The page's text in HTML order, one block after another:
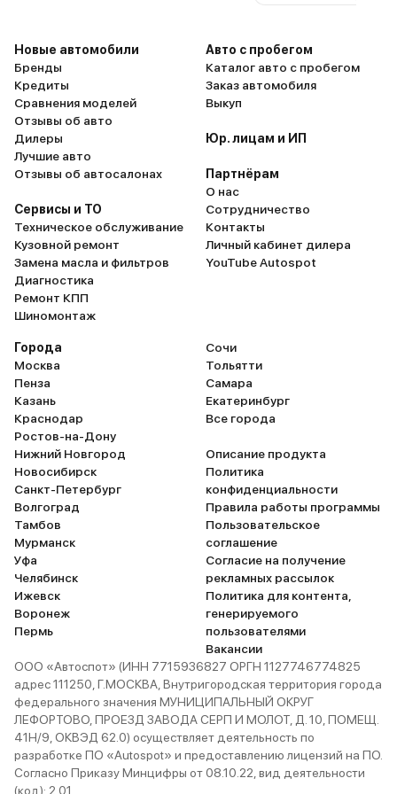
Новые автомобили
Бренды
Кредиты
Сравнения моделей
Отзывы об авто
Дилеры
Лучшие авто
Отзывы об автосалонах
Сервисы и ТО
Техническое обслуживание
Кузовной ремонт
Замена масла и фильтров
Диагностика
Ремонт КПП
Шиномонтаж
Авто с пробегом
Каталог авто с пробегом
Заказ автомобиля
Выкуп
Юр. лицам и ИП
Партнёрам
О нас
Сотрудничество
Контакты
Личный кабинет дилера
YouTube Autospot
Города
Москва
Пенза
Казань
Краснодар
Ростов-на-Дону
Нижний Новгород
Новосибирск
Санкт-Петербург
Волгоград
Тамбов
Мурманск
Уфа
Челябинск
Ижевск
Воронеж
Пермь
Сочи
Тольятти
Самара
Екатеринбург
Все города
Описание продукта
Политика
конфиденциальности
Правила работы программы
Пользовательское
соглашение
Согласие на получение
рекламных рассылок
Политика для контента,
генерируемого
пользователями
Вакансии
ООО «Автоспот» (ИНН 7715936827 ОРГН 1127746774825
адрес 111250, Г.МОСКВА, Внутригородская территория города
федерального значения МУНИЦИПАЛЬНЫЙ ОКРУГ
ЛЕФОРТОВО, ПРОЕЗД ЗАВОДА СЕРП И МОЛОТ, Д. 10, ПОМЕЩ.
41Н/9, ОКВЭД 62.0) осуществляет деятельность по
разработке ПО «Autospot» и предоставлению лицензий на ПО.
Согласно Приказу Минцифры от 08.10.22, вид деятельности
(код): 2.01.